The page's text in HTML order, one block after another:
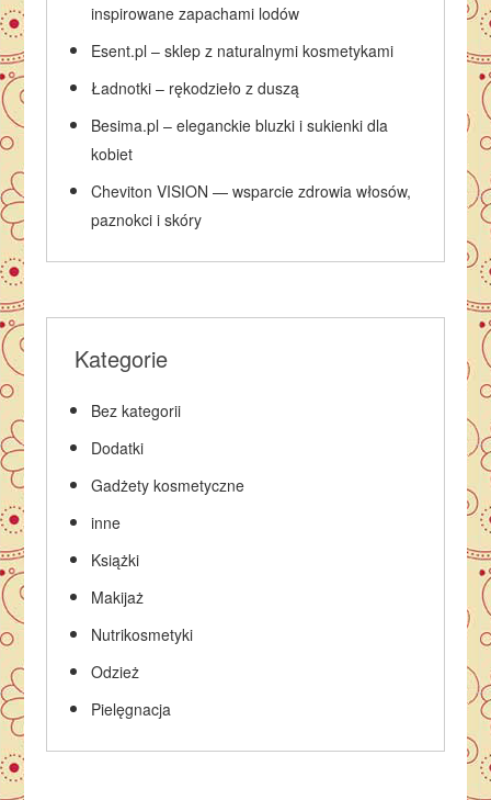
inspirowane zapachami lodów
Esent.pl – sklep z naturalnymi kosmetykami
Ładnotki – rękodzieło z duszą
Besima.pl – eleganckie bluzki i sukienki dla
kobiet
Cheviton VISION — wsparcie zdrowia włosów,
paznokci i skóry
Kategorie
Bez kategorii
Dodatki
Gadżety kosmetyczne
inne
Książki
Makijaż
Nutrikosmetyki
Odzież
Pielęgnacja